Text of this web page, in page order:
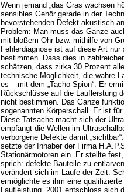
Wenn jemand „das Gras wachsen
sensibles Gehör gerade in der
bevorstehenden Defekt akustisch
Problem: Man muss das Ganze
mit bloßem Ohr bzw. mithilfe von
Fehlerdiagnose ist auf diese Art
bestimmen. Dass dies in
schätzen, dass zirka 30 Prozent
technische Möglichkeit, die wahre
es – mit dem „Tacho-Spion“. Er
Rückschlüsse auf die Laufleistung
nicht bestimmen. Das Ganze
sogenannten Körperschall. Er ist
Diese Tatsache macht sich der
empfängt die Wellen im
verborgene Defekte damit
setzte der Inhaber der Firma
Stationärmotoren ein. Er stellte
sprich: defekte Bauteile zu
verändert sich im Laufe der Zeit.
ermöglichte es ihm eine
Laufleistung. 2001 entschloss sich